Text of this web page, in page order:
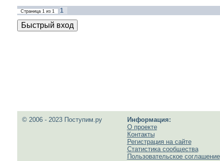
Страница 1из 1 1
© 2006 - 2023 Поступим.ру
Информация:
О проекте
Контакты
Регистрация на сайте
Статистика сообщества
Пользовательское соглашение